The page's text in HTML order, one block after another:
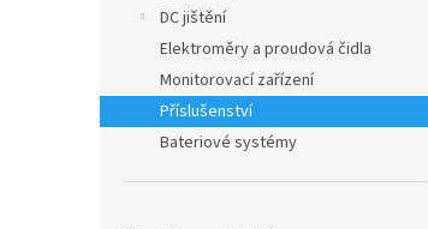
DC jištění
Elektroměry a proudová čidla
Monitorovací zařízení
Příslušenství
Bateriové systémy